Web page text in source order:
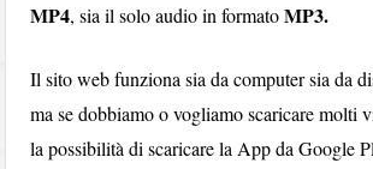
MP4, sia il solo audio in formatoMP3.
Il sito web funziona sia da computer sia da
ma se dobbiamo o vogliamo scaricare molti
la possibilità di scaricare la App da Google